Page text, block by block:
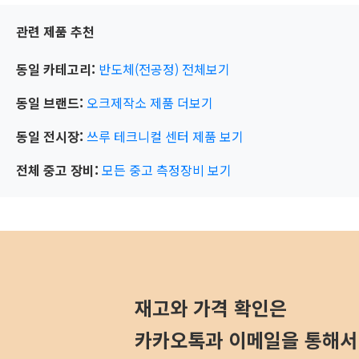
관련 제품 추천
동일 카테고리: 반도체(전공정) 전체보기
동일 브랜드: 오크제작소 제품 더보기
동일 전시장: 쓰루 테크니컬 센터 제품 보기
전체 중고 장비: 모든 중고 측정장비 보기
재고와 가격 확인은
카카오톡과 이메일을 통해